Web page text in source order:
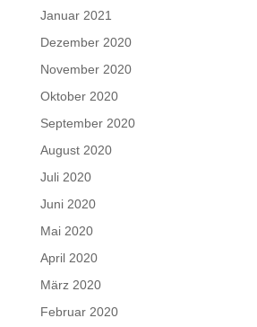
Januar 2021
Dezember 2020
November 2020
Oktober 2020
September 2020
August 2020
Juli 2020
Juni 2020
Mai 2020
April 2020
März 2020
Februar 2020